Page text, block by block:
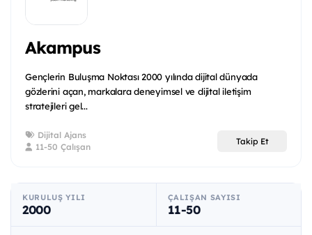
Akampus
Gençlerin Buluşma Noktası 2000 yılında dijital dünyada
gözlerini açan, markalara deneyimsel ve dijital iletişim
stratejileri gel...
Dijital Ajans
11-50 Çalışan
Takip Et
KURULUŞ YILI
2000
ÇALIŞAN SAYISI
11-50